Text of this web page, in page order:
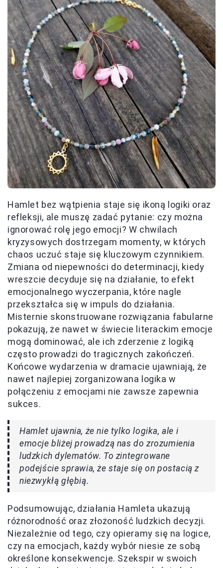
Hamlet bez wątpienia staje się ikoną logiki oraz
refleksji, ale muszę zadać pytanie: czy można
ignorować rolę jego emocji? W chwilach
kryzysowych dostrzegam momenty, w których
chaos uczuć staje się kluczowym czynnikiem.
Zmiana od niepewności do determinacji, kiedy
wreszcie decyduje się na działanie, to efekt
emocjonalnego wyczerpania, które nagle
przekształca się w impuls do działania.
Misternie skonstruowane rozwiązania fabularne
pokazują, że nawet w świecie literackim emocje
mogą dominować, ale ich zderzenie z logiką
często prowadzi do tragicznych zakończeń.
Końcowe wydarzenia w dramacie ujawniają, że
nawet najlepiej zorganizowana logika w
połączeniu z emocjami nie zawsze zapewnia
sukces.
Hamlet ujawnia, że nie tylko logika, ale i
emocje bliżej prowadzą nas do zrozumienia
ludzkich dylematów. To zintegrowane
podejście sprawia, że staje się on postacią z
niezwykłą głębią.
Podsumowując, działania Hamleta ukazują
różnorodność oraz złożoność ludzkich decyzji.
Niezależnie od tego, czy opieramy się na logice,
czy na emocjach, każdy wybór niesie ze sobą
określone konsekwencje. Szekspir w swoich